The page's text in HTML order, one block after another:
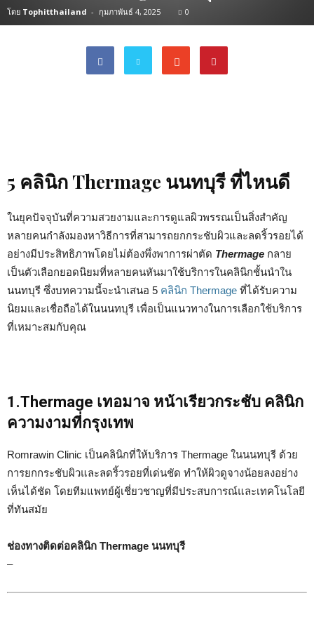
โดย Tophitthailand - กุมภาพันธ์ 4, 2025 0
5 คลินิก Thermage นนทบุรี ที่ไหนดี
ในยุคปัจจุบันที่ความสวยงามและการดูแลผิวพรรณเป็นสิ่งสำคัญ
หลายคนกำลังมองหาวิธีการที่สามารถยกกระชับผิวและลดริ้วรอยได้
อย่างมีประสิทธิภาพโดยไม่ต้องพึ่งพาการผ่าตัด Thermage กลาย
เป็นตัวเลือกยอดนิยมที่หลายคนหันมาใช้บริการในคลินิกชั้นนำใน
นนทบุรี ซึ่งบทความนี้จะนำเสนอ 5 คลินิก Thermage ที่ได้รับความ
นิยมและเชื่อถือได้ในนนทบุรี เพื่อเป็นแนวทางในการเลือกใช้บริการ
ที่เหมาะสมกับคุณ
1.Thermage เทอมาจ หน้าเรียวกระชับ คลินิก
ความงามที่กรุงเทพ
Romrawin Clinic เป็นคลินิกที่ให้บริการ Thermage ในนนทบุรี ด้วย
การยกกระชับผิวและลดริ้วรอยที่เด่นชัด ทำให้ผิวดูจางน้อยลงอย่าง
เห็นได้ชัด โดยทีมแพทย์ผู้เชี่ยวชาญที่มีประสบการณ์และเทคโนโลยี
ที่ทันสมัย
ช่องทางติดต่อคลินิก Thermage นนทบุรี
–